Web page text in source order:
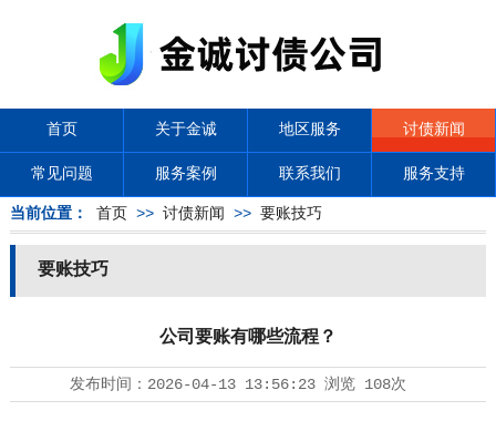
首页 关于金诚 地区服务 讨债新闻
常见问题 服务案例 联系我们 服务支持
当前位置： 首页 >> 讨债新闻 >> 要账技巧
要账技巧
公司要账有哪些流程？
发布时间： 2026-04-13 13:56:23浏览 108次